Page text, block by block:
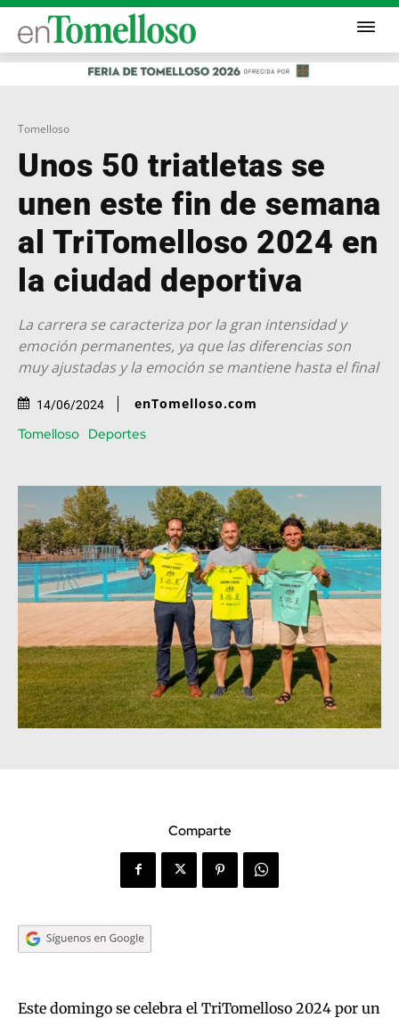
Tomelloso
Unos 50 triatletas se
unen este fin de semana
al TriTomelloso 2024 en
la ciudad deportiva
La carrera se caracteriza por la gran intensidad y
emoción permanentes, ya que las diferencias son
muy ajustadas y la emoción se mantiene hasta el final
14/06/2024 enTomelloso.com
Tomelloso Deportes
Comparte
Este domingo se celebra el TriTomelloso 2024 por un